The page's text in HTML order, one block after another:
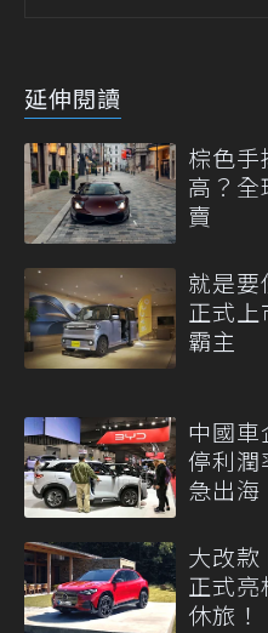
延伸閱讀
棕色手
高？
賣
就是要
正式
霸主
中國
停利潤
急出海
大改
正式
休旅！